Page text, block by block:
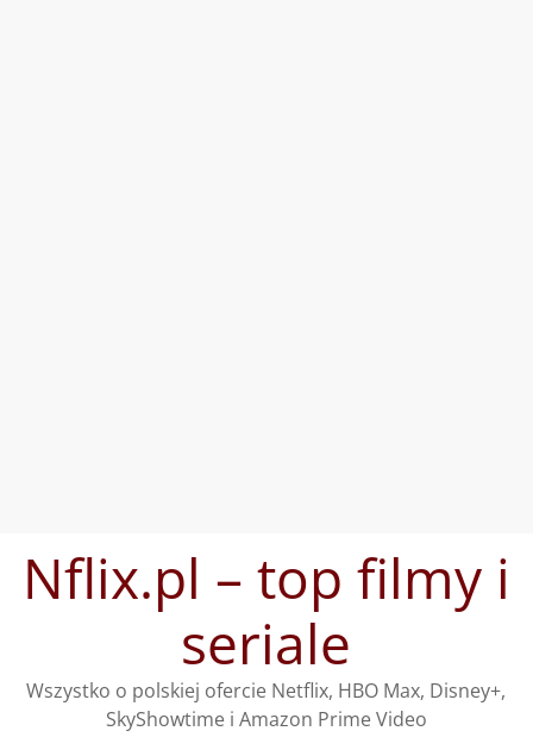
treściNflix.pl – top filmy i
seriale
Wszystko o polskiej ofercie Netflix, HBO Max, Disney+,
SkyShowtime i Amazon Prime Video